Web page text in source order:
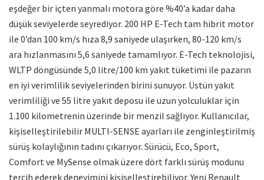
eşdeğer bir içten yanmalı motora göre %40’a kadar daha
düşük seviyelerde seyrediyor. 200 HP E-Tech tam hibrit motor
ile 0’dan 100 km/s hıza 8,9 saniyede ulaşırken, 80-120 km/s
ara hızlanmasını 5,6 saniyede tamamlıyor. E-Tech teknolojisi,
WLTP döngüsünde 5,0 litre/100 km yakıt tüketimi ile pazarın
en iyi verimlilik seviyelerinden birini sunuyor. Üstün yakıt
verimliliği ve 55 litre yakıt deposu ile uzun yolculuklar için
1.100 kilometrenin üzerinde bir menzil sağlıyor. Kullanıcılar,
kişiselleştirilebilir MULTI-SENSE ayarları ile zenginleştirilmiş
sürüş kolaylığının tadını çıkarıyor. Sürücü, Eco, Sport,
Comfort ve MySense olmak üzere dört farklı sürüş modunu
tercih ederek deneyimini kişiselleştirebiliyor. Yeni Renault